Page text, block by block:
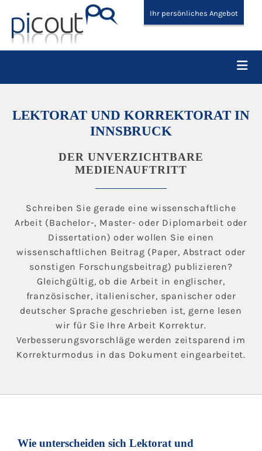
Ihr persönliches Angebot
LEKTORAT UND KORREKTORAT IN
INNSBRUCK
DER UNVERZICHTBARE
MEDIENAUFTRITT
Schreiben Sie gerade eine wissenschaftliche
Arbeit (Bachelor-, Master- oder Diplomarbeit oder
Dissertation) oder wollen Sie einen
wissenschaftlichen Beitrag (Paper, Abstract oder
sonstigen Forschungsbeitrag) publizieren?
Gleichgültig, ob die Arbeit in englischer,
französischer, italienischer, spanischer oder
deutscher Sprache geschrieben ist, gerne lesen
wir für Sie Ihre Arbeit Korrektur.
Verbesserungsvorschläge werden zeitsparend im
Korrekturmodus in das Dokument eingearbeitet.
Wie unterscheiden sich Lektorat und